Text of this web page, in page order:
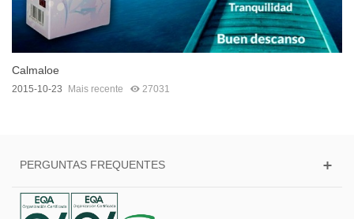
Calmaloe
2015-10-23 Mais recente 27031
PERGUNTAS FREQUENTES